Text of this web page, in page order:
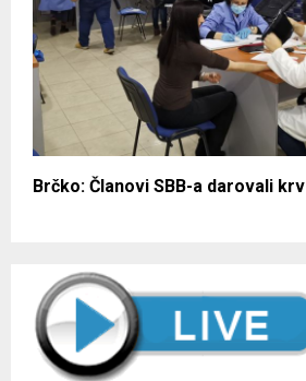
Brčko: Članovi SBB-a darovali krv